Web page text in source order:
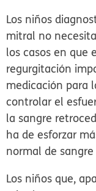
Los niños
mitral no
los casos en que
regurgitación
medicación para
controlar el
la sangre
ha de esforzar
normal de
Los niños que,